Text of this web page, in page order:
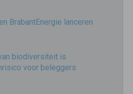
BrabantEnergie lanceren
biodiversiteit is
voor beleggers